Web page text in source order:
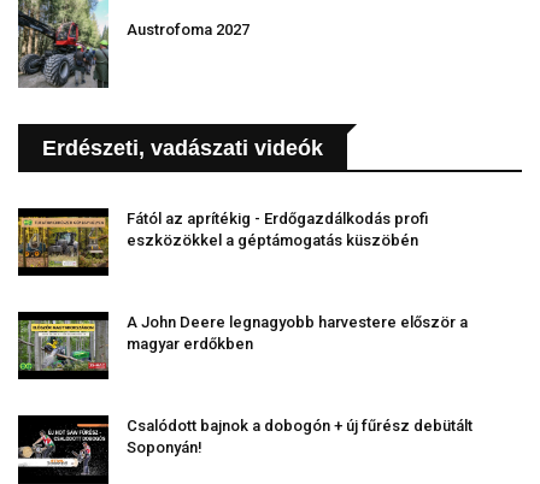
Austrofoma 2027
Erdészeti, vadászati videók
Fától az aprítékig - Erdőgazdálkodás profi
eszközökkel a géptámogatás küszöbén
A John Deere legnagyobb harvestere először a
magyar erdőkben
Csalódott bajnok a dobogón + új fűrész debütált
Soponyán!